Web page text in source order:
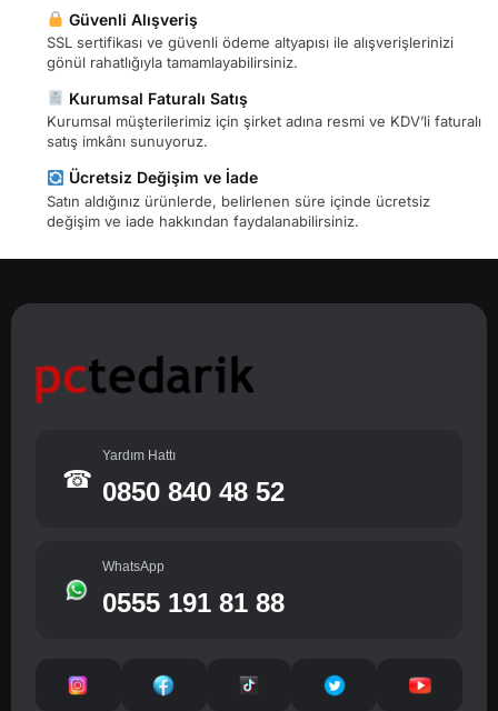
Güvenli Alışveriş
SSL sertifikası ve güvenli ödeme altyapısı ile alışverişlerinizi
gönül rahatlığıyla tamamlayabilirsiniz.
Kurumsal Faturalı Satış
Kurumsal müşterilerimiz için şirket adına resmi ve KDV’li faturalı
satış imkânı sunuyoruz.
Ücretsiz Değişim ve İade
Satın aldığınız ürünlerde, belirlenen süre içinde ücretsiz
değişim ve iade hakkından faydalanabilirsiniz.
☎
Yardım Hattı
0850 840 48 52
WhatsApp
0555 191 81 88